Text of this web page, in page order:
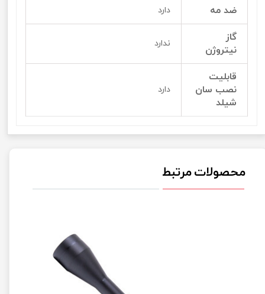
ضد مه دارد
گاز
نیتروژن
ندارد
قابلیت
نصب سان
شیلد
دارد
محصولات مرتبط